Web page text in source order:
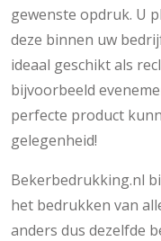
gewenste opdruk. U
deze binnen uw
ideaal geschikt als
bijvoorbeeld
perfecte product
gelegenheid!
Bekerbedrukking.nl
het bedrukken van
anders dus dezelfde